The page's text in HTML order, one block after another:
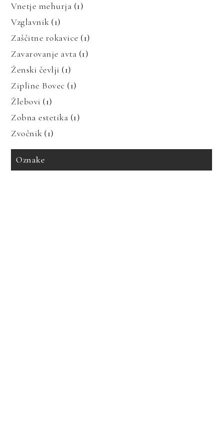
Vnetje mehurja (1)
Vzglavnik (1)
Zaščitne rokavice (1)
Zavarovanje avta (1)
Ženski čevlji (1)
Zipline Bovec (1)
Žlebovi (1)
Zobna estetika (1)
Zvočnik (1)
Oznake